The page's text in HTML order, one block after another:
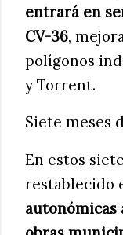
entrará en
CV-36,
polígonos
y Torrent.
Siete meses
En estos
restablecido
autonómicas